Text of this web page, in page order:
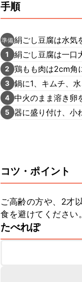
手順
準備絹ごし豆腐は水気
1 絹ごし豆腐は一口
2 鶏もも肉は2cm角
3 鍋に1、キムチ、
4 中火のまま溶き卵
5 器に盛り付け、小
コツ・ポイント
ご高齢の方や、2才
食を避けてください。
たべれぽ